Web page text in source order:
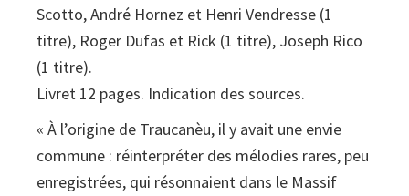
Scotto, André Hornez et Henri Vendresse (1
titre), Roger Dufas et Rick (1 titre), Joseph Rico
(1 titre).
Livret 12 pages. Indication des sources.
« À l’origine de Traucanèu, il y avait une envie
commune : réinterpréter des mélodies rares, peu
enregistrées, qui résonnaient dans le Massif